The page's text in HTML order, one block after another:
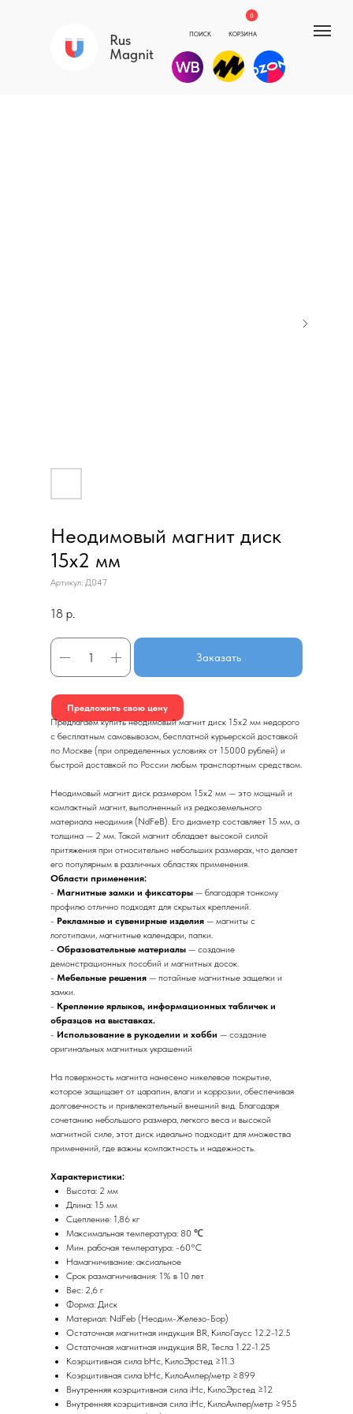
Rus
Magnit
КОРЗИНА
0
ПОИСК
Неодимовый магнит диск
15х2 мм
Артикул: Д047
18 р.
Заказать
Предложить свою цену
Предлагаем купить неодимовый магнит диск 15х2 мм недорого
с бесплатным самовывозом, бесплатной курьерской доставкой
по Москве (при определенных условиях от 15000 рублей) и
быстрой доставкой по России любым транспортным средством.
Неодимовый магнит диск размером 15х2 мм — это мощный и
компактный магнит, выполненный из редкоземельного
материала неодимия (NdFeB). Его диаметр составляет 15 мм, а
толщина — 2 мм. Такой магнит обладает высокой силой
притяжения при относительно небольших размерах, что делает
его популярным в различных областях применения.
Области применения:
- Магнитные замки и фиксаторы — благодаря тонкому
профилю отлично подходят для скрытых креплений.
- Рекламные и сувенирные изделия — магниты с
логотипами, магнитные календари, папки.
- Образовательные материалы — создание
демонстрационных пособий и магнитных досок.
- Мебельные решения — потайные магнитные защелки и
замки.
- Крепление ярлыков, информационных табличек и
образцов на выставках.
- Использование в рукоделии и хобби — создание
оригинальных магнитных украшений
На поверхность магнита нанесено никелевое покрытие,
которое защищает от царапин, влаги и коррозии, обеспечивая
долговечность и привлекательный внешний вид. Благодаря
сочетанию небольшого размера, легкого веса и высокой
магнитной силе, этот диск идеально подходит для множества
применений, где важны компактность и надежность.
Характеристики:
Высота: 2 мм
Длина: 15 мм
Сцепление: 1,86 кг
Максимальная температура: 80 ℃
Мин. рабочая температура: -60°C
Намагничивание: аксиальное
Срок размагничивания: 1% в 10 лет
Вес: 2,6 г
Форма: Диск
Материал: NdFeb (Неодим-Железо-Бор)
Остаточная магнитная индукция BR, КилоГаусс 12.2-12.5
Остаточная магнитная индукция BR, Тесла 1.22-1.25
Коэрцитивная сила bHc, КилоЭрстед ≥11.3
Коэрцитивная сила bHc, КилоАмпер/метр ≥899
Внутренняя коэрцитивная сила iHc, КилоЭрстед ≥12
Внутренняя коэрцитивная сила iHc, КилоАмпер/метр ≥955